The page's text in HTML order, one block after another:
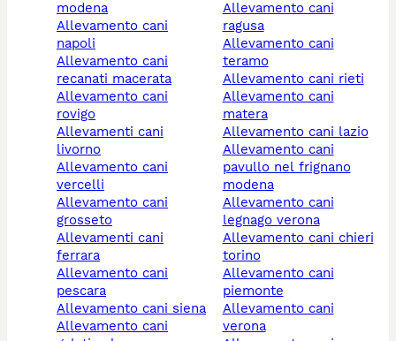
modena
allevamento cani
napoli
allevamento cani
recanati macerata
allevamento cani
rovigo
allevamenti cani
livorno
allevamento cani
vercelli
allevamento cani
grosseto
allevamenti cani
ferrara
allevamento cani
pescara
allevamento cani siena
allevamento cani
allevamento cani
ragusa
allevamento cani
teramo
allevamento cani rieti
allevamento cani
matera
allevamento cani lazio
allevamento cani
pavullo nel frignano
modena
allevamento cani
legnago verona
allevamento cani chieri
torino
allevamento cani
piemonte
allevamento cani
verona